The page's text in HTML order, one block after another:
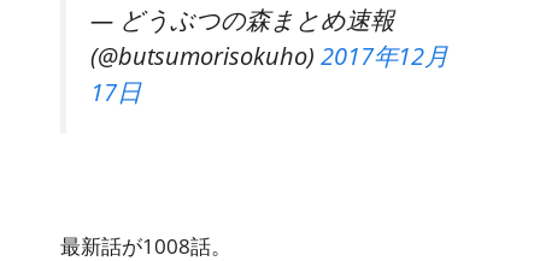
— どうぶつの森まとめ速報
(@butsumorisokuho) 2017年12月
17日
最新話が1008話。